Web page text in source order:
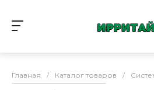
Главная / Каталог товаров /